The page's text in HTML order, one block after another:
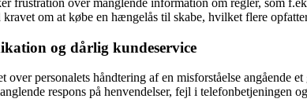
frustration over manglende information om regler, som
om at købe en hængelås til skabe, hvilket flere
og dårlig kundeservice
over personalets håndtering af en misforståelse angående
respons på henvendelser, fejl i telefonbetjeningen